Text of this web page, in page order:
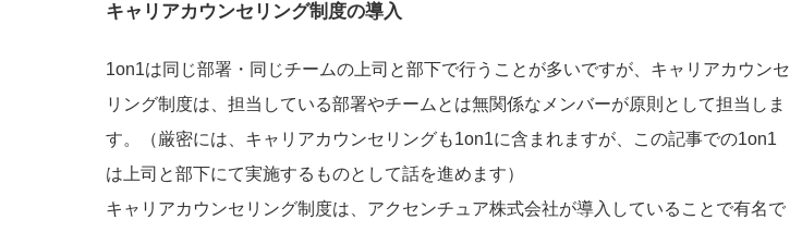
キャリアカウンセリング制度の導入
1on1は同じ部署・同じチームの上司と部下で行うことが多いですが、キャリアカウンセ
リング制度は、担当している部署やチームとは無関係なメンバーが原則として担当しま
す。（厳密には、キャリアカウンセリングも1on1に含まれますが、この記事での1on1
は上司と部下にて実施するものとして話を進めます）
キャリアカウンセリング制度は、アクセンチュア株式会社が導入していることで有名で